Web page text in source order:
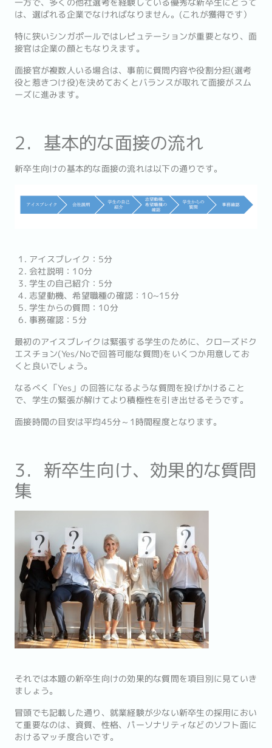
一方で、多くの他社選考を経験している優秀な新卒生にとって
は、選ばれる企業でなければなりません。(これが獲得です）
特に狭いシンガポールではレピュテーションが重要となり、面
接官は企業の顔ともなりえます。
面接官が複数人いる場合は、事前に質問内容や役割分担(選考
役と惹きつけ役)を決めておくとバランスが取れて面接がスム
ーズに進みます。
2．基本的な面接の流れ
新卒生向けの基本的な面接の流れは以下の通りです。
アイスブレイク：5分
会社説明：10分
学生の自己紹介：5分
志望動機、希望職種の確認：10~15分
学生からの質問：10分
事務確認：5分
最初のアイスブレイクは緊張する学生のために、クローズドク
エスチョン(Yes/Noで回答可能な質問)をいくつか用意してお
くと良いでしょう。
なるべく「Yes」の回答になるような質問を投げかけること
で、学生の緊張が解けてより積極性を引き出せるそうです。
面接時間の目安は平均45分～1時間程度となります。
3．新卒生向け、効果的な質問
集
それでは本題の新卒生向けの効果的な質問を項目別に見ていき
ましょう。
冒頭でも記載した通り、就業経験が少ない新卒生の採用におい
て重要なのは、資質、性格、パーソナリティなどのソフト面に
おけるマッチ度合いです。